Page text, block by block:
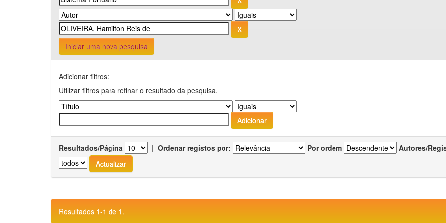
Iniciar uma nova pesquisa
Adicionar filtros:
Utilizar filtros para refinar o resultado da pesquisa.
Resultados/Página | Ordenar registos por: Por ordem Autores/
Resultados 1-1 de 1.